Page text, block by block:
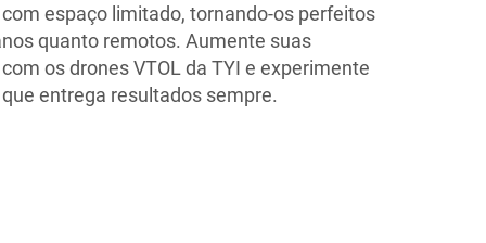
espaço limitado, tornando-os perfeitos
quanto remotos. Aumente suas
os drones VTOL da TYI e experimente
entrega resultados sempre.